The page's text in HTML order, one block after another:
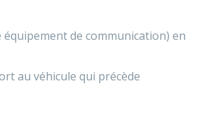
de communication) en
au véhicule qui précède